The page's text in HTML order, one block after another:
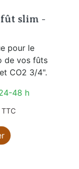
fût slim -
pour le
de vos fûts
CO2 3/4".
48 h
TTC